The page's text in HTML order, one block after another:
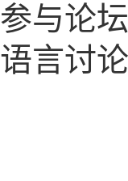
参与论
语言讨